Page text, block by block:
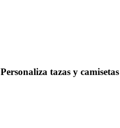
Personaliza tazas y camisetas